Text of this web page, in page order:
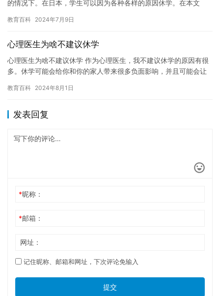
的情况下。在日本，学生可以因为各种各样的原因休学。在本文
解他们…
教育百科 2024年7月9日
心理医生为啥不建议休学
心理医生为啥不建议休学 作为心理医生，我不建议休学的原因有很
多。休学可能会给你和你的家人带来很多负面影响，并且可能会让
间…
教育百科 2024年8月1日
发表回复
*昵称：
*邮箱：
网址：
记住昵称、邮箱和网址，下次评论免输入
提交